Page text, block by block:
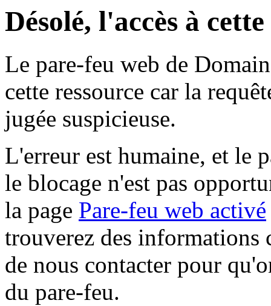
Désolé, l'accès à
Le pare-feu web de
cette ressource car la
jugée suspicieuse.
L'erreur est humaine, et le
le blocage n'est pas
la page Pare-feu web activé
trouverez des informations
de nous contacter pour
du pare-feu.